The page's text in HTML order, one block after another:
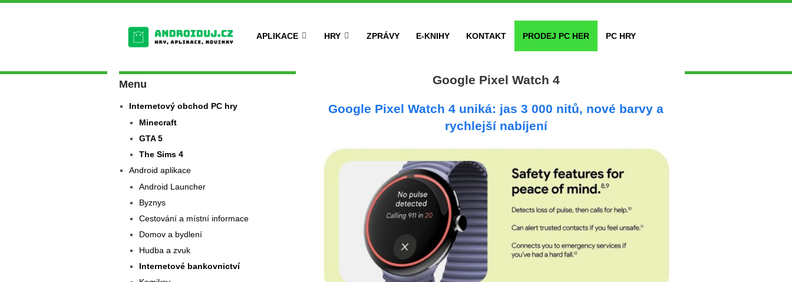
APLIKACE HRY ZPRÁVY E-KNIHY KONTAKT PRODEJ PC HER PC HRY
Google Pixel Watch 4
Google Pixel Watch 4 uniká: jas 3 000 nitů, nové barvy a
rychlejší nabíjení
Menu
Internetový obchod PC hry
Minecraft
GTA 5
The Sims 4
Android aplikace
Android Launcher
Byznys
Cestování a místní informace
Domov a bydlení
Hudba a zvuk
Internetové bankovnictví